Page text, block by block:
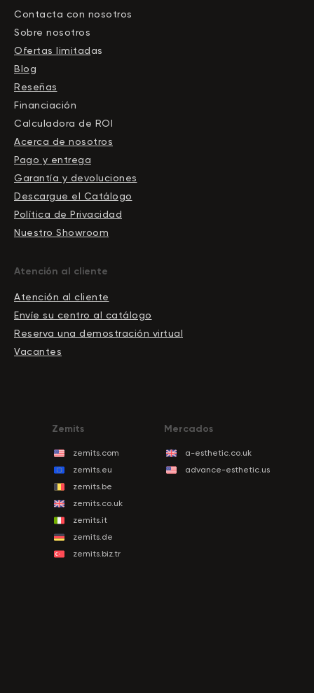
Contacta con nosotros
Sobre nosotros
Ofertas limitadas
Blog
Reseñas
Financiación
Calculadora de ROI
Acerca de nosotros
Pago y entrega
Garantía y devoluciones
Descargue el Сatálogo
Política de Privacidad
Nuestro Showroom
Atención al cliente
Atención al cliente
Envíe su centro al catálogo
Reserva una demostración virtual
Vacantes
zemits.com
zemits.eu
zemits.be
zemits.co.uk
zemits.it
zemits.de
zemits.biz.tr
Zemits
a-esthetic.co.uk
advance-esthetic.us
Mercados